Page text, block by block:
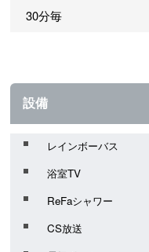
30分毎
設備
レインボーバス
浴室TV
ReFaシャワー
CS放送